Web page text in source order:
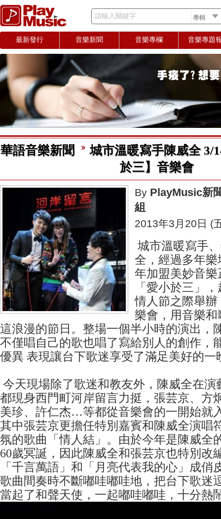
請輸入關鍵字
最新發行 音樂新聞 音樂專欄 音樂專題
華語音樂新聞
城市溫暖寫手陳威全 3/
於三】音樂會
By PlayMusic新
組
2013年3月20日 (
城市溫暖寫手
全，經過多年
年加盟美妙音
「愛小於三」
情人節之際舉
樂會，用音樂
這浪漫的節日。整場一個半小時的演出，
不僅唱自己的歌也唱了寫給別人的創作，
優異 表現讓台下歌迷享受了滿足美好的一
今天現場除了歌迷和教友外，陳威全在演
都現身西門町河岸留言力挺，張芸京、方
美珍、許仁杰…等都從音樂會的一開始就
其中張芸京更擔任特別嘉賓和陳威全演唱
氛的歌曲「情人結」。由於今年是陳威全
60歲冥誕，因此陳威全和張芸京也特別改
「千言萬語」和「月亮代表我的心」成俏
歌曲間奏時不斷嘟哇嘟哇地，把台下歌迷
當起了和聲天使，一起嘟哇嘟哇，十分熱